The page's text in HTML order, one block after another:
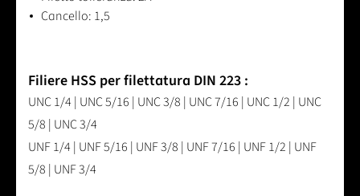
Cancello: 1,5
Filiere HSS per filettatura DIN 223 :
UNC 1/4 | UNC 5/16 | UNC 3/8 | UNC 7/16 | UNC 1/2 | UNC
5/8 | UNC 3/4
UNF 1/4 | UNF 5/16 | UNF 3/8 | UNF 7/16 | UNF 1/2 | UNF
5/8 | UNF 3/4